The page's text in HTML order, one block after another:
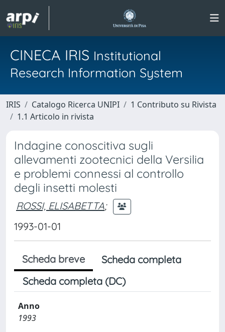
CINECA IRIS Institutional
Research Information System
IRIS Catalogo Ricerca UNIPI
1 Contributo su Rivista
1.1 Articolo in rivista
Indagine conoscitiva sugli
allevamenti zootecnici della Versilia
e problemi connessi al controllo
degli insetti molesti
ROSSI, ELISABETTA;
1993-01-01
Scheda breve
Scheda completa
Scheda completa (DC)
Anno
1993